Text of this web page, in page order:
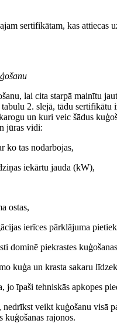
sertifikātam, kas attiecas
lai cita starpā mainītu
2. slejā, tādu
un kuri veic šādus
jūras vidi:
ko tas nodarbojas,
iekārtu jauda (kW),
ostas,
ierīces pārklājuma
dominē piekrastes
kuģa un krasta sakaru
jo īpaši tehniskās apkopes
veikt kuģošanu visā
kuģošanas rajonos.